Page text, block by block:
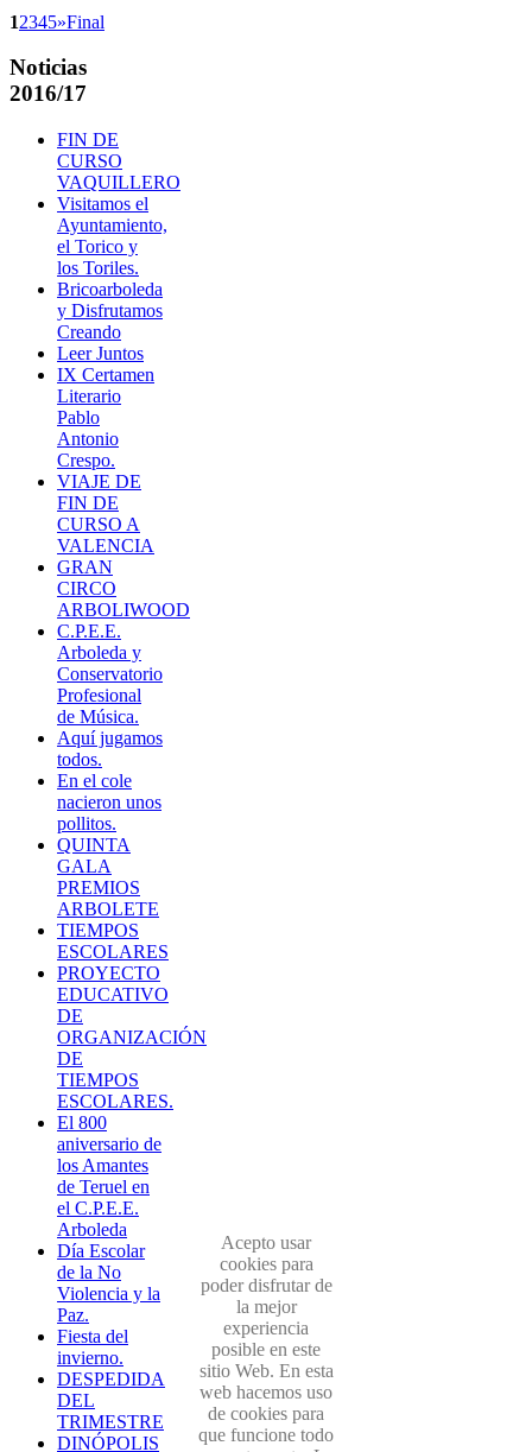
12345»Final
Noticias
2016/17
FIN DE
CURSO
VAQUILLERO
Visitamos el
Ayuntamiento,
el Torico y
los Toriles.
Bricoarboleda
y Disfrutamos
Creando
Leer Juntos
IX Certamen
Literario
Pablo
Antonio
Crespo.
VIAJE DE
FIN DE
CURSO A
VALENCIA
GRAN
CIRCO
ARBOLIWOOD
C.P.E.E.
Arboleda y
Conservatorio
Profesional
de Música.
Aquí jugamos
todos.
En el cole
nacieron unos
pollitos.
QUINTA
GALA
PREMIOS
ARBOLETE
TIEMPOS
ESCOLARES
PROYECTO
EDUCATIVO
DE
ORGANIZACIÓN
DE
TIEMPOS
ESCOLARES.
El 800
aniversario de
los Amantes
de Teruel en
el C.P.E.E.
Arboleda
Día Escolar
de la No
Violencia y la
Paz.
Fiesta del
invierno.
DESPEDIDA
DEL
TRIMESTRE
DINÓPOLIS
Acepto usar
cookies para
poder disfrutar de
la mejor
experiencia
posible en este
sitio Web. En esta
web hacemos uso
de cookies para
que funcione todo